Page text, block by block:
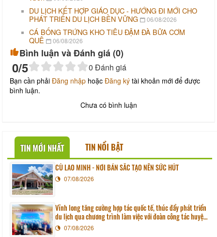
DU LỊCH KẾT HỢP GIÁO DỤC - HƯỚNG ĐI MỚI CHO
PHÁT TRIỂN DU LỊCH BỀN VỮNG
06/08/2026
CÁ BỐNG TRỨNG KHO TIÊU ĐẬM ĐÀ BỮA CƠM
QUÊ
06/08/2026
Bình luận và Đánh giá (0)
0/5 0 Đánh giá
Bạn cần phải Đăng nhập hoặc Đăng ký tài khoản mới để được
bình luận.
Chưa có bình luận
TIN MỚI NHẤT TIN NỔI BẬT
CÙ LAO MINH - NƠI BẢN SẮC TẠO NÊN SỨC HÚT
07/08/2026
Vĩnh long tăng cường hợp tác quốc tế, thúc đẩy phát triển
du lịch qua chương trình làm việc với đoàn công tác huyện
Sunchang (Hàn quốc)
07/08/2026